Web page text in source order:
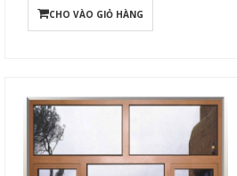
CHO VÀO GIỎ HÀNG